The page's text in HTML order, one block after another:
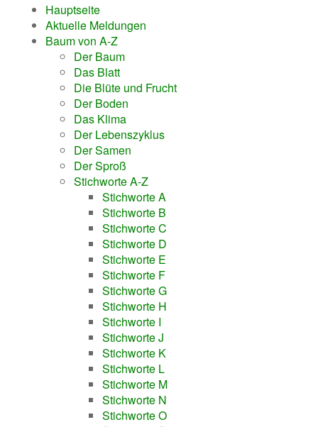
Hauptseite
Aktuelle Meldungen
Baum von A-Z
Der Baum
Das Blatt
Die Blüte und Frucht
Der Boden
Das Klima
Der Lebenszyklus
Der Samen
Der Sproß
Stichworte A-Z
Stichworte A
Stichworte B
Stichworte C
Stichworte D
Stichworte E
Stichworte F
Stichworte G
Stichworte H
Stichworte I
Stichworte J
Stichworte K
Stichworte L
Stichworte M
Stichworte N
Stichworte O